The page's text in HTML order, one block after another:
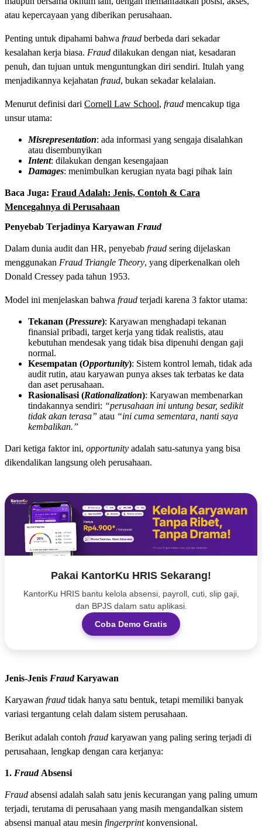
atau kepercayaan yang diberikan perusahaan.
Penting untuk dipahami bahwa fraud berbeda dari sekadar
kesalahan kerja biasa. Fraud dilakukan dengan niat, kesadaran
penuh, dan tujuan untuk menguntungkan diri sendiri. Itulah yang
menjadikannya kejahatan fraud, bukan sekadar kelalaian.
Menurut definisi dari Cornell Law School, fraud mencakup tiga
unsur utama:
Misrepresentation: ada informasi yang sengaja disalahkan
atau disembunyikan
Intent: dilakukan dengan kesengajaan
Damages: menimbulkan kerugian nyata bagi pihak lain
Baca Juga: Fraud Adalah: Jenis, Contoh & Cara
Mencegahnya di Perusahaan
Penyebab Terjadinya Karyawan Fraud
Dalam dunia audit dan HR, penyebab fraud sering dijelaskan
menggunakan Fraud Triangle Theory, yang diperkenalkan oleh
Donald Cressey pada tahun 1953.
Model ini menjelaskan bahwa fraud terjadi karena 3 faktor utama:
Tekanan (Pressure): Karyawan menghadapi tekanan
finansial pribadi, target kerja yang tidak realistis, atau
kebutuhan mendesak yang tidak bisa dipenuhi dengan gaji
normal.
Kesempatan (Opportunity): Sistem kontrol lemah, tidak ada
audit rutin, atau karyawan punya akses tak terbatas ke data
dan aset perusahaan.
Rasionalisasi (Rationalization): Karyawan membenarkan
tindakannya sendiri: “perusahaan ini untung besar, sedikit
tidak akan terasa” atau “ini cuma sementara, nanti saya
kembalikan.”
Dari ketiga faktor ini, opportunity adalah satu-satunya yang bisa
dikendalikan langsung oleh perusahaan.
Pakai KantorKu HRIS Sekarang!
KantorKu HRIS bantu kelola absensi, payroll, cuti, slip gaji,
dan BPJS dalam satu aplikasi.
Coba Demo Gratis
Jenis-Jenis FraudKaryawan
Karyawan fraud tidak hanya satu bentuk, tetapi memiliki banyak
variasi tergantung celah dalam sistem perusahaan.
Berikut adalah contoh fraud karyawan yang paling sering terjadi di
perusahaan, lengkap dengan cara kerjanya:
1. Fraud Absensi
Fraud absensi adalah salah satu jenis kecurangan yang paling umum
terjadi, terutama di perusahaan yang masih mengandalkan sistem
absensi manual atau mesin fingerprintkonvensional.